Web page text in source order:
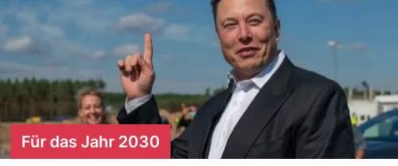
Für das Jahr 2030